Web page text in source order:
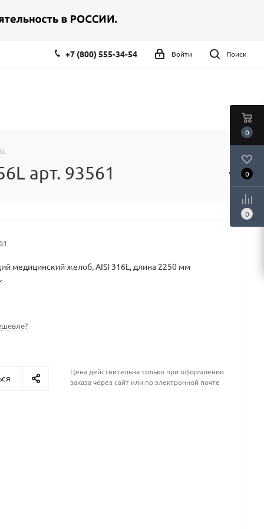
Поиск
Войти
+7 (800) 555-34-54
арт. 93561
медицинский желоб, AISI 316L, длина 2250 мм
Цена действительна только при оформлении
заказа через сайт или по электронной почте
0
0
0